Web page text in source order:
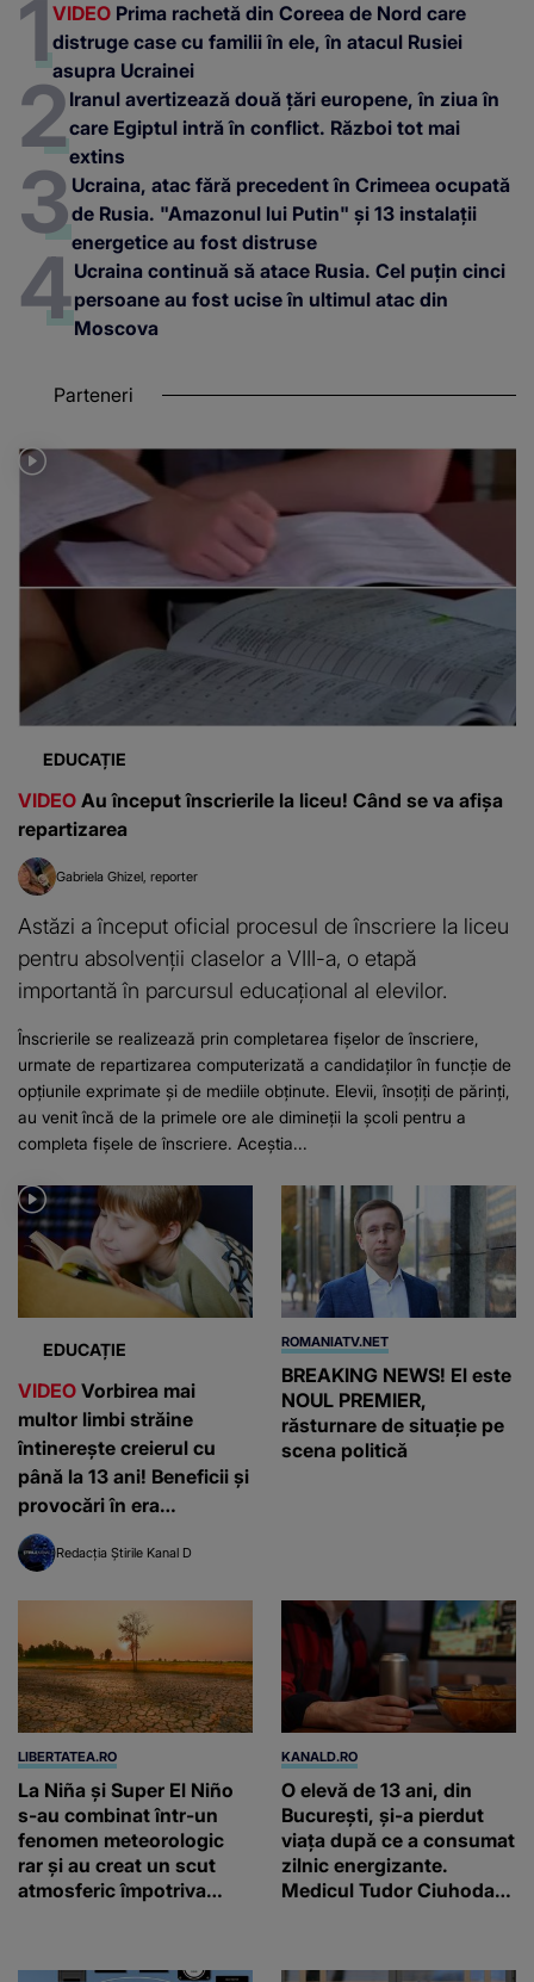
VIDEO Prima rachetă din Coreea de Nord care
distruge case cu familii în ele, în atacul Rusiei
asupra Ucrainei
Iranul avertizează două țări europene, în ziua în
care Egiptul intră în conflict. Război tot mai
extins
Ucraina, atac fără precedent în Crimeea ocupată
de Rusia. "Amazonul lui Putin" și 13 instalații
energetice au fost distruse
Ucraina continuă să atace Rusia. Cel puțin cinci
persoane au fost ucise în ultimul atac din
Moscova
Parteneri
EDUCAȚIE
VIDEO Au început înscrierile la liceu! Când se va afișa
repartizarea
Gabriela Ghizel reporter
Astăzi a început oficial procesul de înscriere la liceu
pentru absolvenții claselor a VIII-a, o etapă
importantă în parcursul educațional al elevilor.
Înscrierile se realizează prin completarea fișelor de înscriere,
urmate de repartizarea computerizată a candidaților în funcție de
opțiunile exprimate și de mediile obținute. Elevii, însoțiți de părinți,
au venit încă de la primele ore ale dimineții la școli pentru a
completa fișele de înscriere. Aceștia...
EDUCAȚIE
VIDEO Vorbirea mai
multor limbi străine
întinerește creierul cu
până la 13 ani! Beneficii și
provocări în era
inteligenței artificiale
Redacția Știrile Kanal D
ROMANIATV.NET
BREAKING NEWS! El este
NOUL PREMIER,
răsturnare de situație pe
scena politică
LIBERTATEA.RO
La Niña și Super El Niño
s-au combinat într-un
fenomen meteorologic
rar și au creat un scut
atmosferic împotriva
KANALD.RO
O elevă de 13 ani, din
București, și-a pierdut
viața după ce a consumat
zilnic energizante.
Medicul Tudor Ciuhodaru